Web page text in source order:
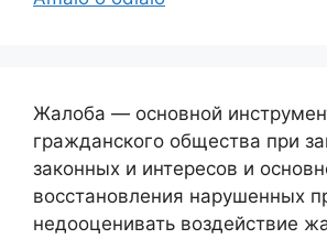
Жалоба — основной
гражданского общества при
законных и интересов и
восстановления нарушенных
недооценивать воздействие